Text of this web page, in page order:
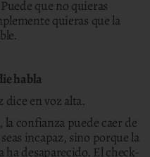
que no quieras
quieras que la
habla
dice en voz alta.
confianza puede caer de
incapaz, sino porque la
desaparecido. El check-